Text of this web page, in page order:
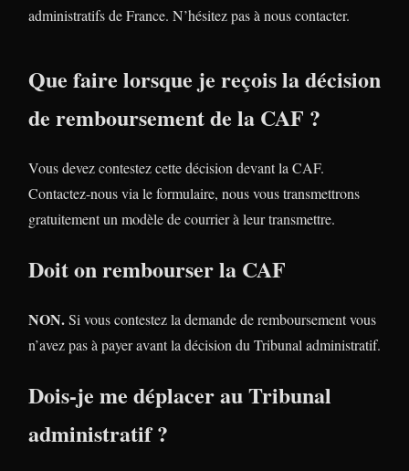
administratifs de France. N’hésitez pas à nous contacter.
Que faire lorsque je reçois la décision
de remboursement de la CAF ?
Vous devez contestez cette décision devant la CAF.
Contactez-nous via le formulaire, nous vous transmettrons
gratuitement un modèle de courrier à leur transmettre.
Doit on rembourser la CAF
NON.Si vous contestez la demande de remboursement vous
n’avez pas à payer avant la décision du Tribunal administratif.
Dois-je me déplacer au Tribunal
administratif ?